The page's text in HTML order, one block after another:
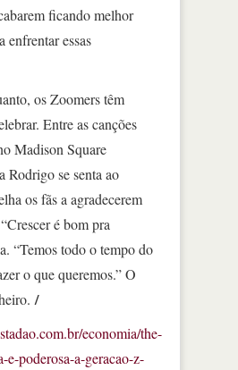
ficando melhor
enfrentar essas
os Zoomers têm
Entre as canções
Madison Square
Rodrigo se senta ao
os fãs a agradecerem
é bom pra
“Temos todo o tempo do
o que queremos.” O
/
economia/the-
e-poderosa-a-geracao-z-